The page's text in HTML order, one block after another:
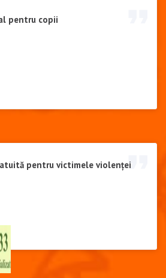
pentru copii
pentru victimele violenței